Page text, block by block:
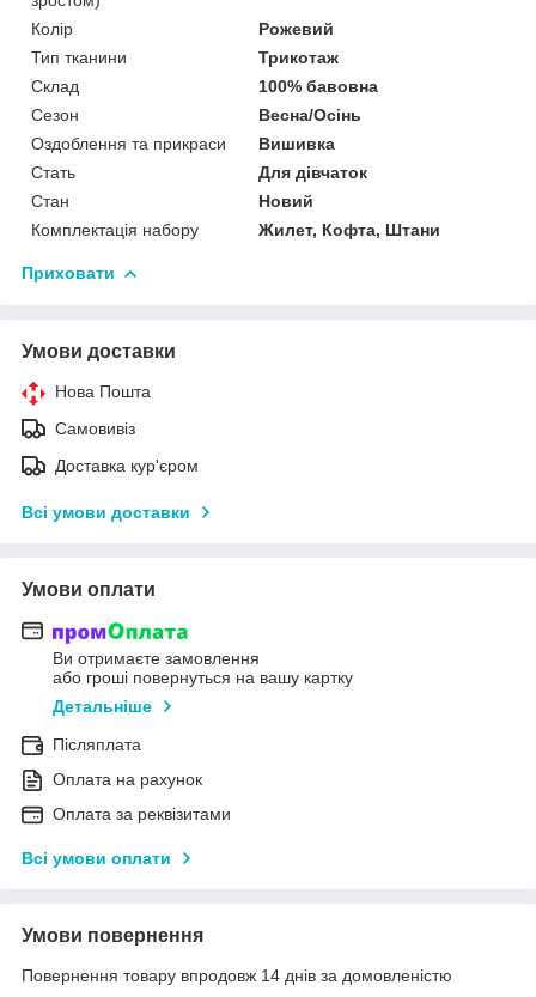
Колір
Рожевий
Тип тканини
Трикотаж
Склад
100% бавовна
Сезон
Весна/Осінь
Оздоблення та прикраси
Вишивка
Стать
Для дівчаток
Стан
Новий
Комплектація набору
Жилет, Кофта, Штани
Приховати
Умови доставки
Нова Пошта
Самовивіз
Доставка кур'єром
Всі умови доставки
Умови оплати
Ви отримаєте замовлення
або гроші повернуться на вашу картку
Детальніше
Післяплата
Оплата на рахунок
Оплата за реквізитами
Всі умови оплати
Умови повернення
Повернення товару впродовж 14 днів за домовленістю